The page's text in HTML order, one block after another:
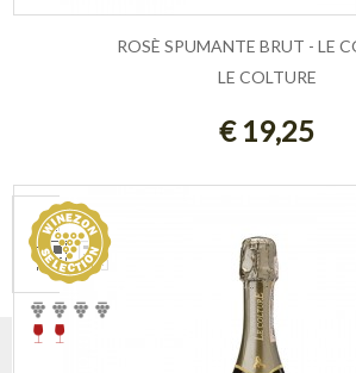
ESAURITO
ROSÈ SPUMANTE BRUT - LE
LE COLTURE
€ 19,25
VEDI COME